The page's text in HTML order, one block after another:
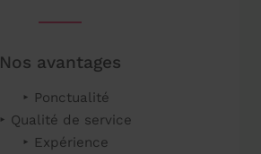
Nos avantages
Ponctualité
Qualité de service
Expérience